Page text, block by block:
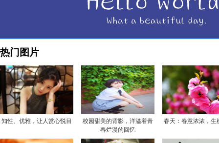
热门图片
知性、优雅，让人赏心悦目
校园甜美的背影，洋溢着青
春烂漫的回忆
春天：春意浓浓，生